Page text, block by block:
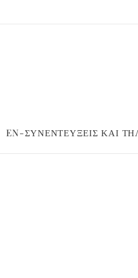
EN-ΣΥΝΕΝΤΕΥΞΕΙΣ ΚΑΙ